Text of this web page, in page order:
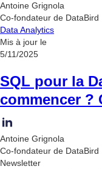
Antoine Grignola
Co-fondateur de DataBird
Data Analytics
Mis à jour le
5/11/2025
SQL pour la
commencer ?
Antoine Grignola
Co-fondateur de DataBird
Newsletter